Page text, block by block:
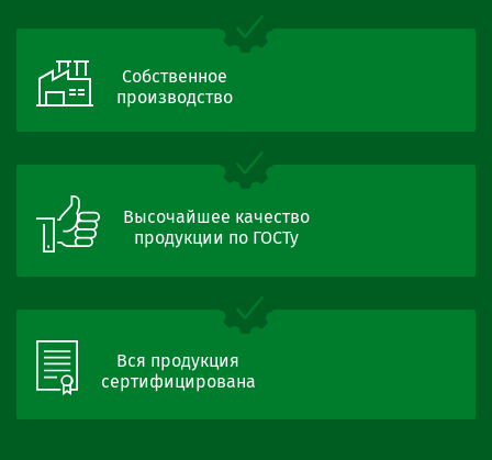
Собственное
производство
Высочайшее качество
продукции по ГОСТу
Вся продукция
сертифицирована